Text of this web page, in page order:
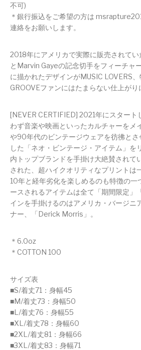
不可)
＊銀行振込をご希望の方は
連絡をお願いします。
2018年にアメリカで実際に販売されて
とMarvin Gayeの記念切手をフィーチャ
に描かれたデザインがMUSIC LOVERS
GROOVEファンにはたまらない仕上がり
[NEVER CERTIFIED] 2021年にスタート
わず音楽や映画といったカルチャーをメ
や90年代のビンテージウェアを彷彿と
した「ネオ・ビンテージ・アイテム」を
内トップブランドを手掛け大絶賛されて
された、超ハイクオリティなプリントは
10年と経年劣化を楽しめるのも特徴の一
ースされるアイテムは全て「期間限定」
インを手掛けるのはアメリカ・バージニ
ナー、「Derick Morris」。
＊6.0oz
＊COTTON 100
サイズ表
■S/着丈71：身幅45
■M/着丈73：身幅50
■L/着丈76：身幅55
■XL/着丈78：身幅60
■2XL/着丈81：身幅66
■3XL/着丈83：身幅71